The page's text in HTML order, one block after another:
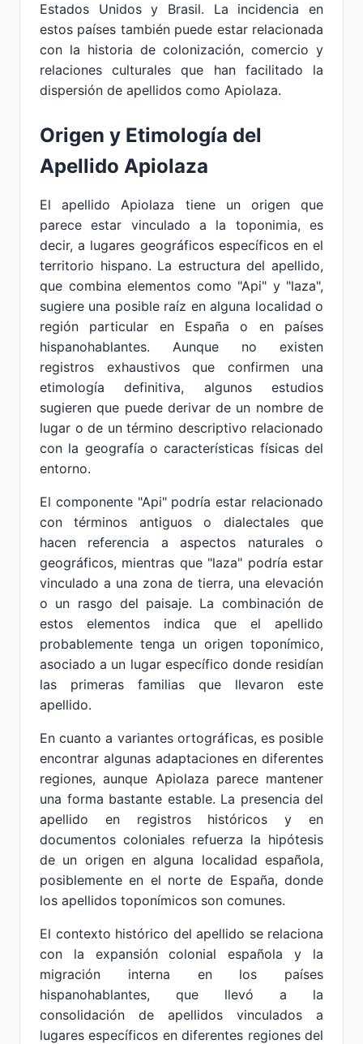
Estados Unidos y Brasil. La incidencia en
estos países también puede estar relacionada
con la historia de colonización, comercio y
relaciones culturales que han facilitado la
dispersión de apellidos como Apiolaza.
Origen y Etimología del
Apellido Apiolaza
El apellido Apiolaza tiene un origen que
parece estar vinculado a la toponimia, es
decir, a lugares geográficos específicos en el
territorio hispano. La estructura del apellido,
que combina elementos como "Api" y "laza",
sugiere una posible raíz en alguna localidad o
región particular en España o en países
hispanohablantes. Aunque no existen
registros exhaustivos que confirmen una
etimología definitiva, algunos estudios
sugieren que puede derivar de un nombre de
lugar o de un término descriptivo relacionado
con la geografía o características físicas del
entorno.
El componente "Api" podría estar relacionado
con términos antiguos o dialectales que
hacen referencia a aspectos naturales o
geográficos, mientras que "laza" podría estar
vinculado a una zona de tierra, una elevación
o un rasgo del paisaje. La combinación de
estos elementos indica que el apellido
probablemente tenga un origen toponímico,
asociado a un lugar específico donde residían
las primeras familias que llevaron este
apellido.
En cuanto a variantes ortográficas, es posible
encontrar algunas adaptaciones en diferentes
regiones, aunque Apiolaza parece mantener
una forma bastante estable. La presencia del
apellido en registros históricos y en
documentos coloniales refuerza la hipótesis
de un origen en alguna localidad española,
posiblemente en el norte de España, donde
los apellidos toponímicos son comunes.
El contexto histórico del apellido se relaciona
con la expansión colonial española y la
migración interna en los países
hispanohablantes, que llevó a la
consolidación de apellidos vinculados a
lugares específicos en diferentes regiones del